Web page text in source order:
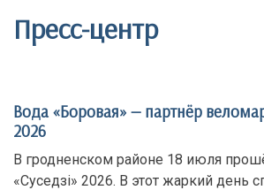
Пресс-центр
Вода «Боровая» — партнёр
2026
В гродненском районе 18 июля
«Суседзi» 2026. В этот жаркий день